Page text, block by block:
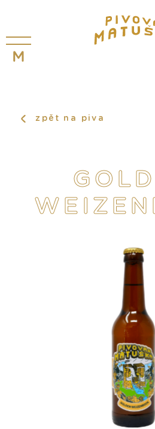
zpět na piva